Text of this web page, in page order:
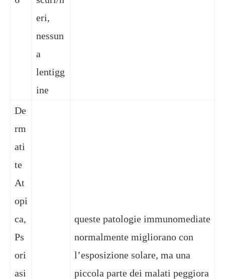
eri,
nessun
a
lentigg
ine
De
rm
ati
te
At
opi
ca,
Ps
ori
asi
queste patologie immunomediate
normalmente migliorano con
l’esposizione solare, ma una
piccola parte dei malati peggiora